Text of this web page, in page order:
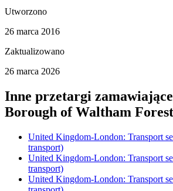
Utworzono
26 marca 2016
Zaktualizowano
26 marca 2026
Inne przetargi
Borough of Waltham Forest
United Kingdom-London: Transport
transport)
United Kingdom-London: Transport
transport)
United Kingdom-London: Transport